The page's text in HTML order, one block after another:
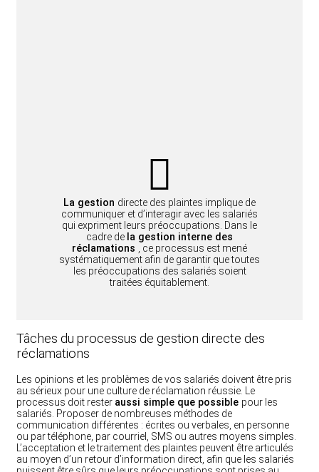
La gestion directe des plaintes implique de
communiquer et d’interagir avec les salariés
qui expriment leurs préoccupations. Dans le
cadre de la gestion interne des
réclamations
, ce processus est mené
systématiquement afin de garantir que toutes
les préoccupations des salariés soient
traitées équitablement.
Tâches du processus de gestion directe des
réclamations
Les opinions et les problèmes de vos salariés doivent être pris
au sérieux pour une culture de réclamation réussie. Le
processus doit rester aussi simple que possible pour les
salariés. Proposer de nombreuses méthodes de
communication différentes : écrites ou verbales, en personne
ou par téléphone, par courriel, SMS ou autres moyens simples.
L’acceptation et le traitement des plaintes peuvent être articulés
au moyen d’un retour d’information direct, afin que les salariés